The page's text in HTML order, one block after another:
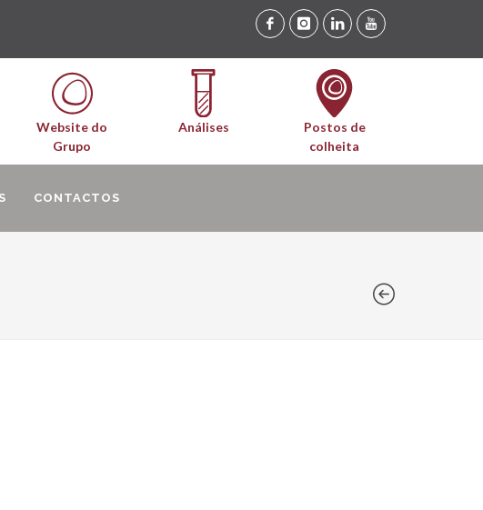
Website do
Grupo
Análises
Postos de
colheita
CONTACTOS